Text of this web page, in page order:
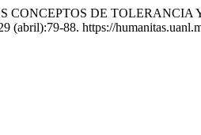
CONCEPTOS DE
(abril):79-88. https://